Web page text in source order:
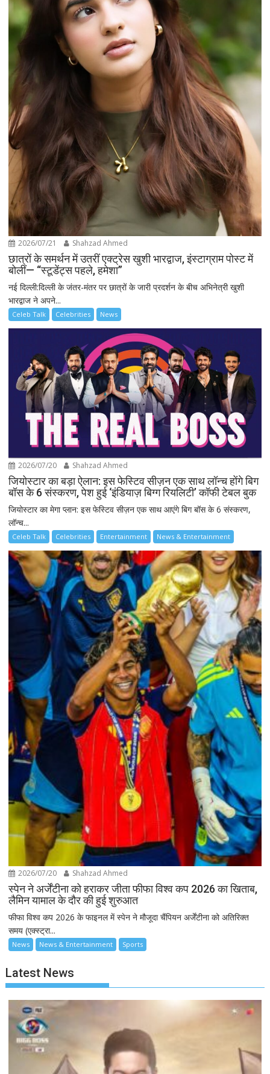
2026/07/21 Shahzad Ahmed
छात्रों के समर्थन में उतरीं एक्ट्रेस खुशी भारद्वाज, इंस्टाग्राम पोस्ट में
बोलीं— “स्टूडेंट्स पहले, हमेशा”
नई दिल्ली:दिल्ली के जंतर-मंतर पर छात्रों के जारी प्रदर्शन के बीच अभिनेत्री खुशी
भारद्वाज ने अपने...
Celeb Talk Celebrities News
2026/07/20 Shahzad Ahmed
जियोस्टार का बड़ा ऐलान: इस फेस्टिव सीज़न एक साथ लॉन्च होंगे बिग
बॉस के 6 संस्करण, पेश हुई ‘इंडियाज़ बिग्ग रियलिटी’ कॉफी टेबल बुक
जियोस्टार का मेगा प्लान: इस फेस्टिव सीज़न एक साथ आएंगे बिग बॉस के 6 संस्करण,
लॉन्च...
Celeb Talk Celebrities Entertainment News & Entertainment
2026/07/20 Shahzad Ahmed
स्पेन ने अर्जेंटीना को हराकर जीता फीफा विश्व कप 2026 का खिताब,
लैमिन यामाल के दौर की हुई शुरुआत
फीफा विश्व कप 2026 के फाइनल में स्पेन ने मौजूदा चैंपियन अर्जेंटीना को अतिरिक्त
समय (एक्स्ट्रा...
News News & Entertainment Sports
Latest News